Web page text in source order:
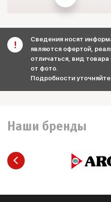
Сведения носят
являются офертой,
отличаться, вид
от фото.
Подробности
Наши бренды